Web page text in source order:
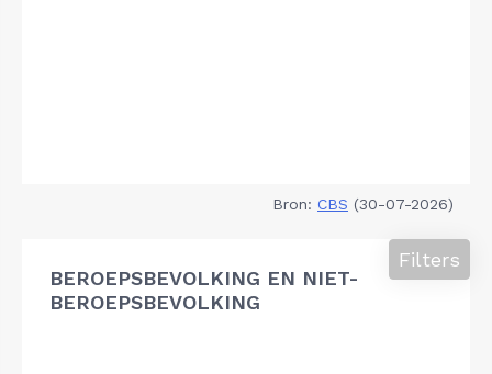
Bron: CBS (30-07-2026)
BEROEPSBEVOLKING EN NIET-
BEROEPSBEVOLKING
Filters